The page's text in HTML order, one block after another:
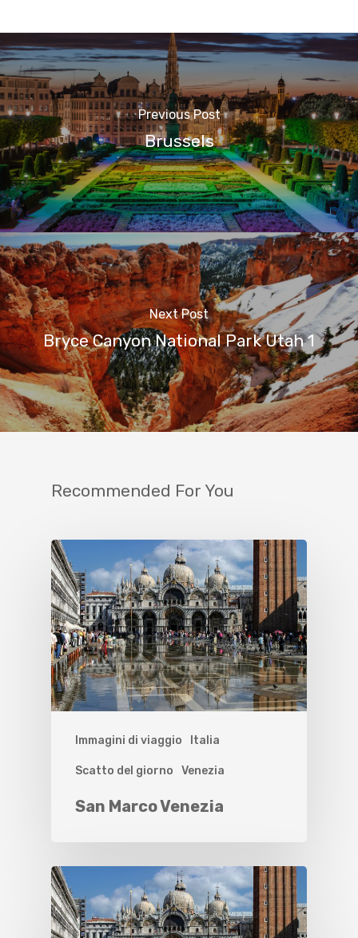
Previous Post
Brussels
Next Post
Bryce Canyon National Park Utah 1
Recommended For You
Immagini di viaggio Italia
Scatto del giorno Venezia
San Marco Venezia